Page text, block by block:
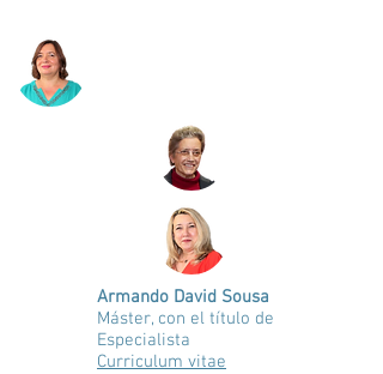
Armando David Sousa
Máster, con el título de
Especialista
Curriculum vitae